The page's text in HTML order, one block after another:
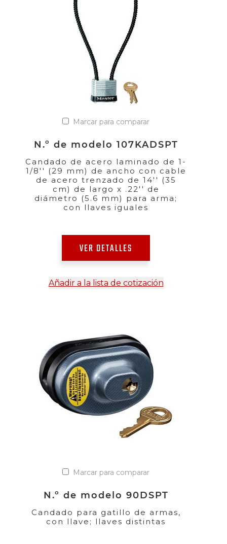
Marcar para comparar
N.º de modelo 107KADSPT
Candado de acero laminado de 1-
1/8'' (29 mm) de ancho con cable
de acero trenzado de 14'' (35
cm) de largo x .22'' de
diámetro (5.6 mm) para arma;
con llaves iguales
VER DETALLES
Añadir a la lista de cotización
Marcar para comparar
N.º de modelo 90DSPT
Candado para gatillo de armas,
con llave; llaves distintas